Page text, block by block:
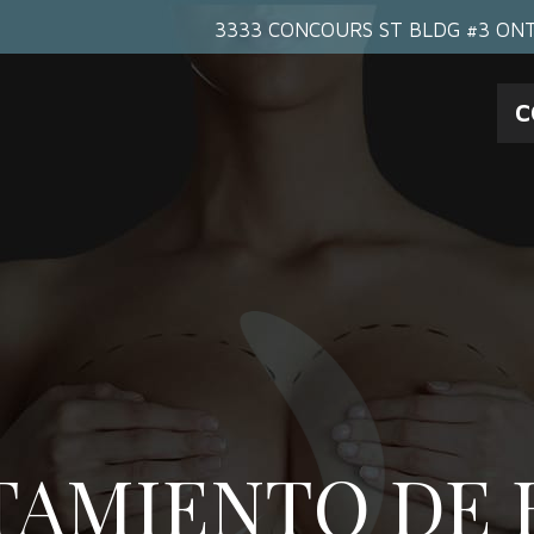
3333 CONCOURS ST BLDG #3
DE